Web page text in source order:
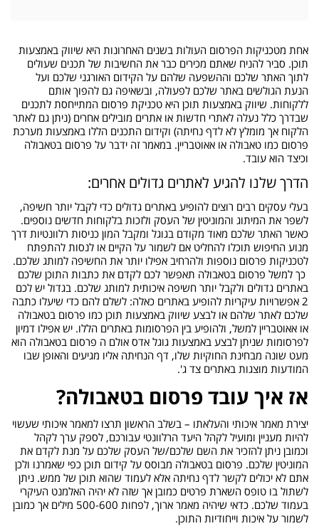
אחת מטכניקות הפרסום העולות בשנים האחרונות היא שיווק באמצעות
תוכן. סביר להניח שאתם מכירים כבר את החשיבות של תכנים שעולים
לתוך האתר שלכם וההשפעה שלהם על הקידום האורגני שלכם ועל
הנעת הגולשים באתר שלכם לפעולה, ובשאיפה גם להפוך אותם
ללקוחות. שיווק באמצעות תוכן היא טכניקת פרסום המתייחסת לתכנים
שבדרך כלל נעלה לאתרי חדשות או אתרים מובילים אחרים (ניתן גם לאתר
הלקוח אך מומלץ לא לדף נחיתה) וקידום התכנים הללו באמצעות מערכת
פרסום כמו טאבולה או אאוטבריין. במאמר זה ידבר על פרסום בטאבולה
וכיצד הוא עובד.
הדרך שלנו להגיע לאתרים גדולים אחרים:
בעלי עסקים רבים רוצים להופיע באתרים גדולים כדי לקבל יותר חשיפה,
לשפר את המיתוג והמוניטין של העסק ולזכות בלקוחות חדשים נוספים.
כאשר האתר שלכם מאוד מקודם בגוגל ומקבל המון כניסות רלוונטיות דרך
מנוע החיפוש תוכלו להחליט אם לשמור על הקיים או לנסות להתפתח
לטכניקות פרסום נוספות ולהרחיב אפילו יותר את החשיפה למותג שלכם.
כך למשל פרסום בטאבולה תאפשר לכם לקדם את כתבות התוכן שלכם
באתרים גדולים ולקבל יותר חשיפה איכותית למותג שלכם. בגדול יש לכם
2 אפשרויות עיקריות להופיע באתרים כאלה: לשלם להם כדי שיעלו כתבה
שלכם לאתר שלהם או לבצע שיווק באמצעות תוכן כמו פרסום בטאבולה
או אאוטבריין למשל, ולהופיע בין הפרסומות באתרים הללו. יש אפילו דמיון
לפרסומות שניתן לבצע באמצעות גוגל אדס אולם ה פרסום בטאבולה הוא
מעט שונה מבחינת החוקיות שלו, דף הנחיתה אליו מגיעים והאופן שבו
המודעות מוצגות באתרים צד ג'.
אז איך עובד פרסום בטאבולה?
יצירת מאמר איכותי והעלאתו – בשלב הראשון תרצו למאמר איכותי שעשוי
להיות מעניין ומועיל לקהל היעד הרלוונטי עבורכם, לספק ערך לקהל
וכמובן ניתן להזכיר את השם שלכם/של העסק שלכם על מנת לקדם את
המוניטין שלכם. פרסום בטאבולה מבוסס על קידום תוכן כפי שאמרנו ולכן
אתם לא יכולים לקשר לדף נחיתה אלא לעמוד שהוא תוכן של ממש. ניתן
לשתול בו טופס השארת פרטים כמובן אך שזה לא יהיה האלמנט העיקרי
בעמוד שלכם. כדאי שיהיה מאמר ארוך, לפחות 500-600 מילים אך כמובן
לשמור על איכות וייחודיות התוכן.